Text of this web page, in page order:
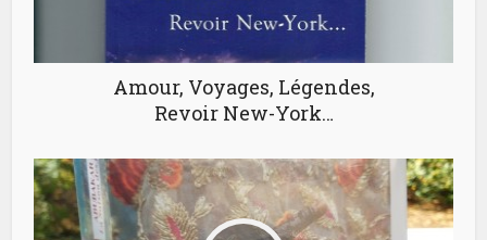
Amour, Voyages, Légendes,
Revoir New-York…